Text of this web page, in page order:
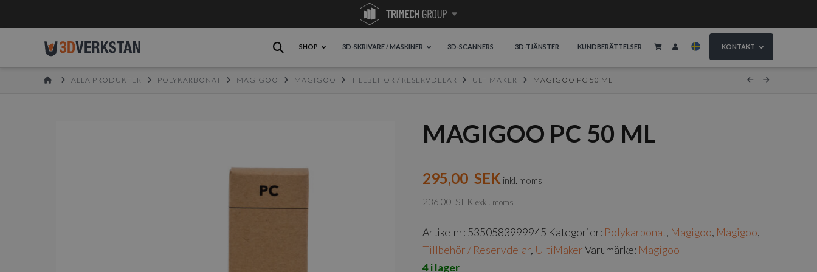
SHOP 3D-SKRIVARE / MASKINER 3D-SCANNERS 3D-TJÄNSTER KUNDBERÄTTELSER KONTAKT
HOMEALLA PRODUKTER POLYKARBONAT MAGIGOO MAGIGOO TILLBEHÖR / RESERVDELAR ULTIMAKER MAGIGOO PC 50 ML
MAGIGOO PC 50 ML
295,00 SEK inkl. moms
236,00 SEK exkl. moms
Artikelnr: 5350583999945 Kategorier: Polykarbonat, Magigoo, Magigoo,
Tillbehör / Reservdelar, UltiMaker Varumärke: Magigoo
4 i lager